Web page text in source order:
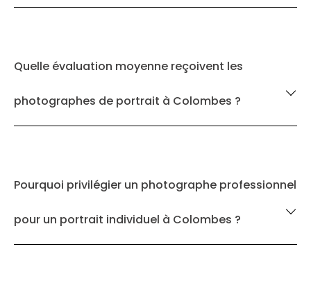
Quelle évaluation moyenne reçoivent les
photographes de portrait à Colombes ?
Pourquoi privilégier un photographe professionnel
pour un portrait individuel à Colombes ?